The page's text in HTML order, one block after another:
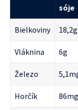
sóje
Bielkoviny 18,2g
Vláknina 6g
Železo
Horčík 86mg